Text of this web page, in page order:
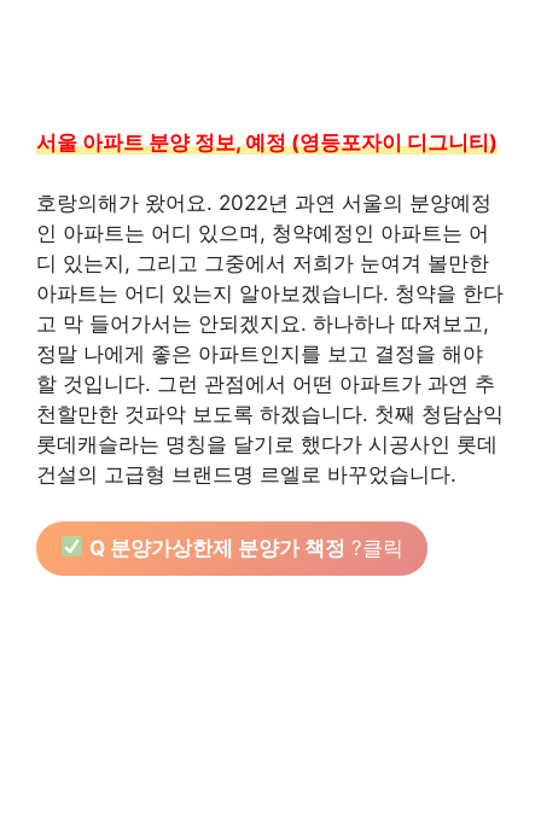
서울 아파트 분양 정보, 예정 (영등포자이 디그니티)
호랑의해가 왔어요. 2022년 과연 서울의 분양예정
인 아파트는 어디 있으며, 청약예정인 아파트는 어
디 있는지, 그리고 그중에서 저희가 눈여겨 볼만한
아파트는 어디 있는지 알아보겠습니다. 청약을 한다
고 막 들어가서는 안되겠지요. 하나하나 따져보고,
정말 나에게 좋은 아파트인지를 보고 결정을 해야
할 것입니다. 그런 관점에서 어떤 아파트가 과연 추
천할만한 것파악 보도록 하겠습니다. 첫째 청담삼익
롯데캐슬라는 명칭을 달기로 했다가 시공사인 롯데
건설의 고급형 브랜드명 르엘로 바꾸었습니다.
Q 분양가상한제 분양가 책정 ?클릭